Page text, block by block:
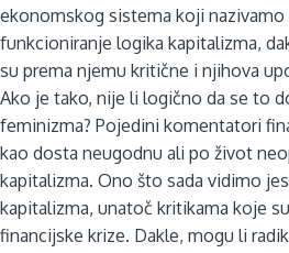
ekonomskog sistema koji
funkcioniranje logika kapitalizma,
su prema njemu kritične i njihova
Ako je tako, nije li logično da se to
feminizma? Pojedini komentatori
kao dosta neugodnu ali po život
kapitalizma. Ono što sada vidimo
kapitalizma, unatoč kritikama koje
financijske krize. Dakle, mogu li